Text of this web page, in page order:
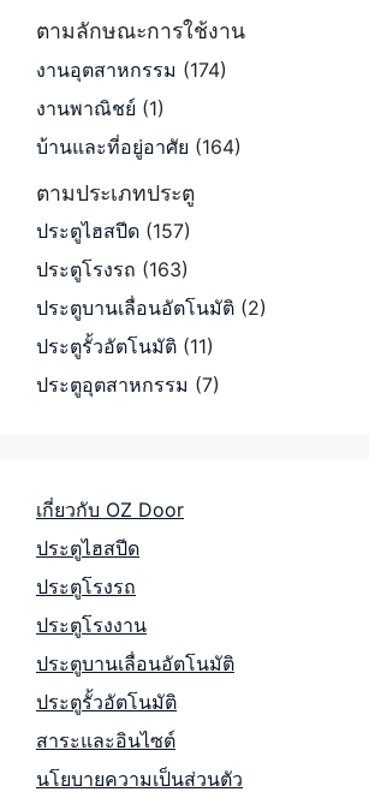
ตามลักษณะการใช้งาน
งานอุตสาหกรรม (174)
งานพาณิชย์ (1)
บ้านและที่อยู่อาศัย (164)
ตามประเภทประตู
ประตูไฮสปีด (157)
ประตูโรงรถ (163)
ประตูบานเลื่อนอัตโนมัติ (2)
ประตูรั้วอัตโนมัติ (11)
ประตูอุตสาหกรรม (7)
เกี่ยวกับ OZ Door
ประตูไฮสปีด
ประตูโรงรถ
ประตูโรงงาน
ประตูบานเลื่อนอัตโนมัติ
ประตูรั้วอัตโนมัติ
สาระและอินไซต์
นโยบายความเป็นส่วนตัว